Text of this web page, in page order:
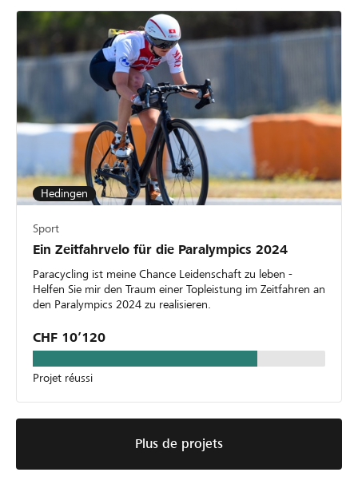
Hedingen
Sport
Ein Zeitfahrvelo für die Paralympics 2024
Paracycling ist meine Chance Leidenschaft zu leben -
Helfen Sie mir den Traum einer Topleistung im Zeitfahren an
den Paralympics 2024 zu realisieren.
CHF 10’120
Projet réussi
Plus de projets